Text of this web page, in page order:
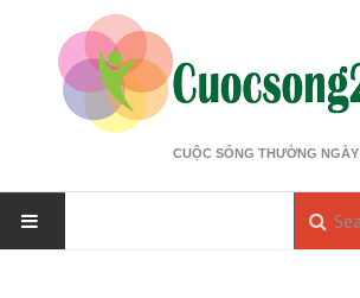
CUỘC SỐNG THƯỜNG NGÀY